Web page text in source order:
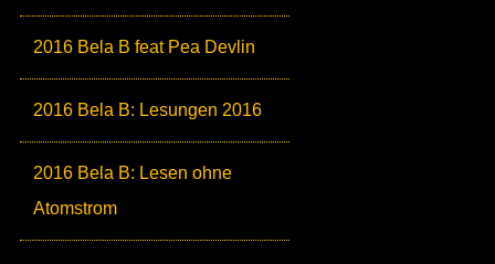
2016 Bela B feat Pea Devlin
2016 Bela B: Lesungen 2016
2016 Bela B: Lesen ohne
Atomstrom